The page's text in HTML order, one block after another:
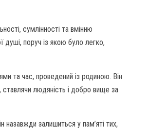
сумлінності та вмінню
душі, поруч із якою було легко,
та час, проведений із родиною. Він
людяність і добро вище за
назавжди залишиться у пам’яті тих,